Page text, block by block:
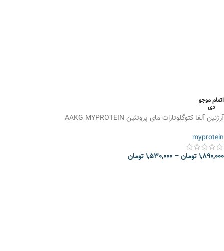
اتمام موجو
دی
آرژنین آلفا کتوگلوتارات مای پروتئین AAKG MYPROTEIN
myprotein
1,890,000تومان–
1,530,000تومان